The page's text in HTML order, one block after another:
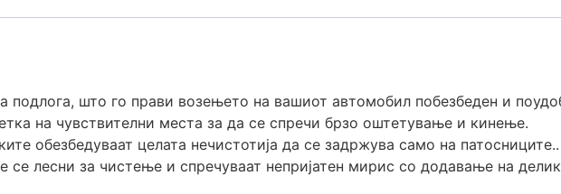
подлога, што го прави возењето на вашиот автомобил побезбеден и
на чувствителни места за да се спречи брзо оштетување и кинење.
обезбедуваат целата нечистотија да се задржува само на патосниците..
се лесни за чистење и спречуваат непријатен мирис со додавање на